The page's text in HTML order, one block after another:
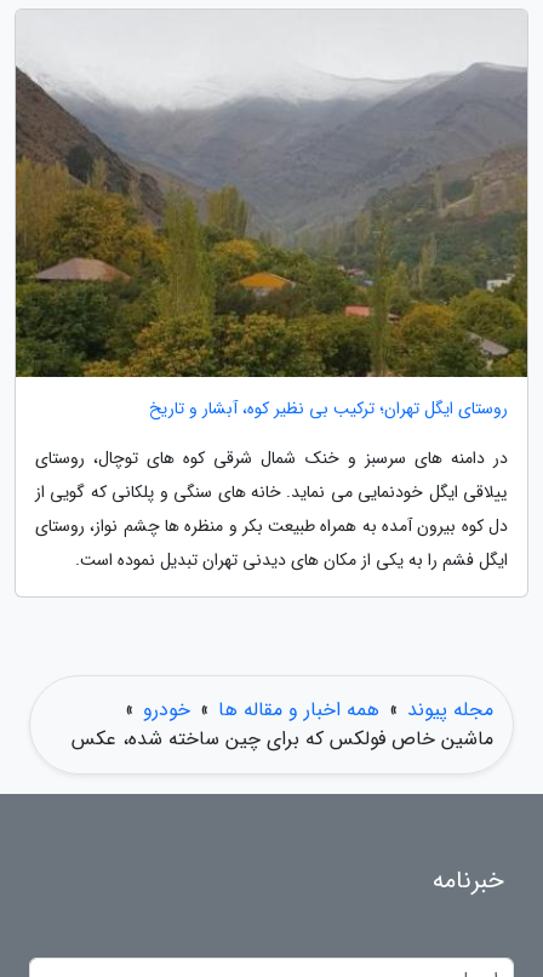
روستای ایگل تهران؛ ترکیب بی نظیر کوه، آبشار و تاریخ
در دامنه های سرسبز و خنک شمال شرقی کوه های توچال، روستای
ییلاقی ایگل خودنمایی می نماید. خانه های سنگی و پلکانی که گویی از
دل کوه بیرون آمده به همراه طبیعت بکر و منظره ها چشم نواز، روستای
ایگل فشم را به یکی از مکان های دیدنی تهران تبدیل نموده است.
مجله پیوند » همه اخبار و مقاله ها » خودرو »
ماشین خاص فولکس که برای چین ساخته شده، عکس
خبرنامه